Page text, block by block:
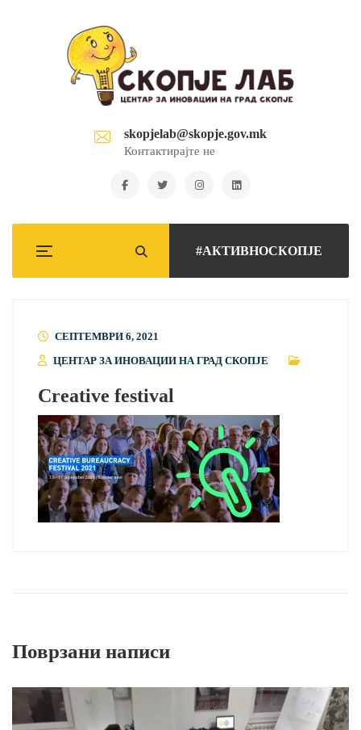
skopjelab@skopje.gov.mk
Контактирајте не
#АКТИВНОСКОПЈЕ
СЕПТЕМВРИ 6, 2021
ЦЕНТАР ЗА ИНОВАЦИИ НА ГРАД СКОПЈЕ
Creative festival
Поврзани написи